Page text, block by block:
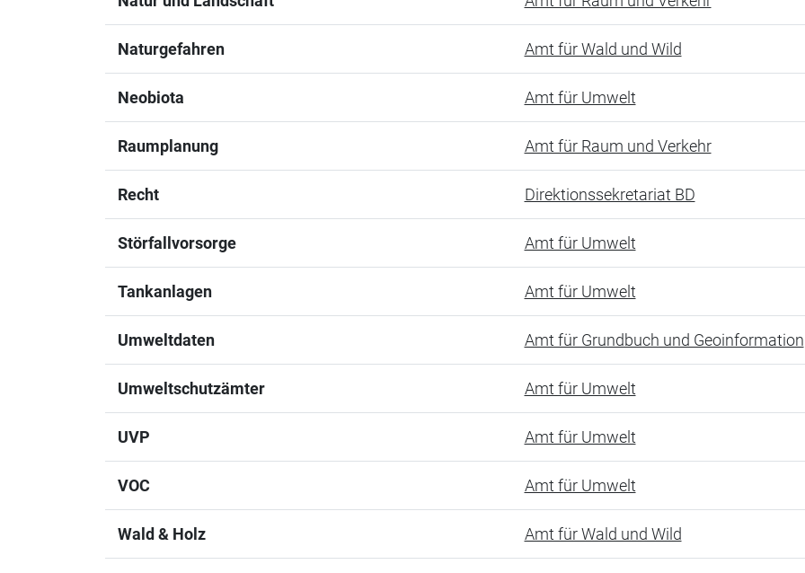
Naturgefahren Amt für Wald und Wild
Neobiota Amt für Umwelt
Raumplanung Amt für Raum und Verkehr
Recht Direktionssekretariat BD
Störfallvorsorge Amt für Umwelt
Tankanlagen Amt für Umwelt
Umweltdaten Amt für Grundbuch und Geoinformation
Umweltschutzämter Amt für Umwelt
UVP Amt für Umwelt
VOC Amt für Umwelt
Wald & Holz Amt für Wald und Wild